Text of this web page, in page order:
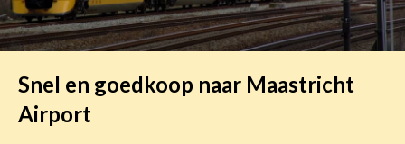
Snel en goedkoop naar Maastricht
Airport